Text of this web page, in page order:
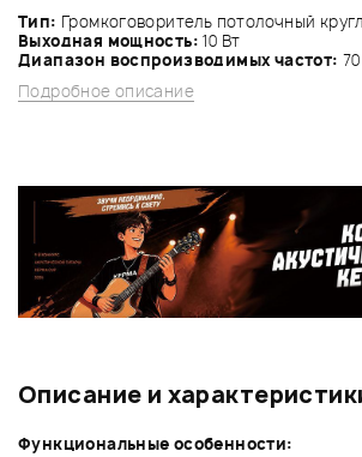
Тип: Громкоговоритель потолочный
Выходная мощность: 10 Вт
Диапазон воспроизводимых частот:
Подробное описание
Описание и
Функциональные особенности: